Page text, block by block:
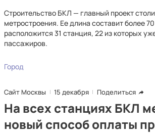
Строительство БКЛ — главный проект
метростроения. Ее длина составит более
расположится 31 станция, 22 из которых
пассажиров.
Город
Сайт Москвы 15 декабря Поделиться
На всех станциях БКЛ
новый способ оплаты